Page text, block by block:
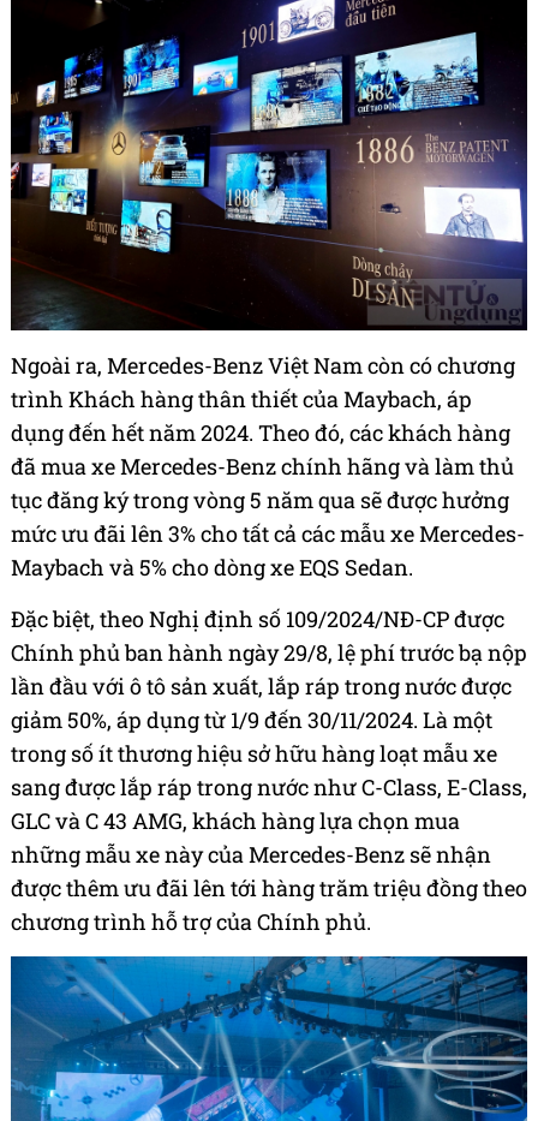
Ngoài ra, Mercedes-Benz Việt Nam còn có chương
trình Khách hàng thân thiết của Maybach, áp
dụng đến hết năm 2024. Theo đó, các khách hàng
đã mua xe Mercedes-Benz chính hãng và làm thủ
tục đăng ký trong vòng 5 năm qua sẽ được hưởng
mức ưu đãi lên 3% cho tất cả các mẫu xe Mercedes-
Maybach và 5% cho dòng xe EQS Sedan.
Đặc biệt, theo Nghị định số 109/2024/NĐ-CP được
Chính phủ ban hành ngày 29/8, lệ phí trước bạ nộp
lần đầu với ô tô sản xuất, lắp ráp trong nước được
giảm 50%, áp dụng từ 1/9 đến 30/11/2024. Là một
trong số ít thương hiệu sở hữu hàng loạt mẫu xe
sang được lắp ráp trong nước như C-Class, E-Class,
GLC và C 43 AMG, khách hàng lựa chọn mua
những mẫu xe này của Mercedes-Benz sẽ nhận
được thêm ưu đãi lên tới hàng trăm triệu đồng theo
chương trình hỗ trợ của Chính phủ.